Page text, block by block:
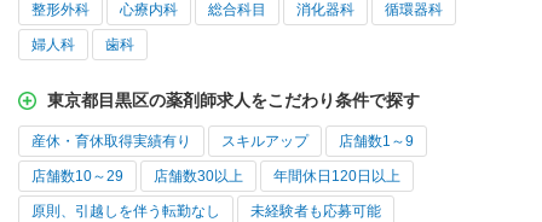
整形外科 心療内科 総合科目 消化器科 循環器科
婦人科 歯科
東京都目黒区の薬剤師求人をこだわり条件で探す
産休・育休取得実績有り スキルアップ 店舗数1～9
店舗数10～29 店舗数30以上 年間休日120日以上
原則、引越しを伴う転勤なし 未経験者も応募可能